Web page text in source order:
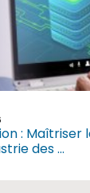
: Maîtriser
des ...